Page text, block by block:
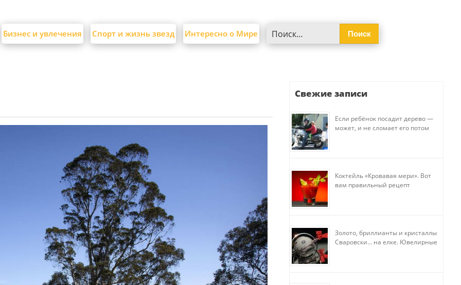
Бизнес и увлечения Спорт и жизнь звезд Интересно о Мире
Свежие записи
Если ребёнок посадит дерево —
может, и не сломает его потом
Коктейль «Кровавая мери». Вот
вам правильный рецепт
Золото, бриллианты и кристаллы
Сваровски… на елке. Ювелирные